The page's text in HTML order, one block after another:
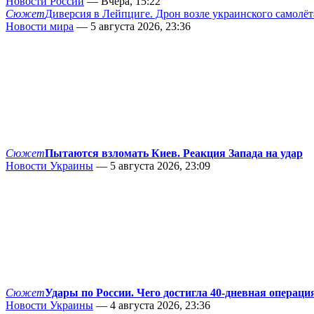
СюжетДиверсия в Лейпциге. Дрон возле украинского
Новости мира — 5 августа 2026, 23:36
СюжетПытаются взломать Киев. Реакция Запада на удар
Новости Украины — 5 августа 2026, 23:09
СюжетУдары по России. Чего достигла 40-дневная
Новости Украины — 4 августа 2026, 23:36